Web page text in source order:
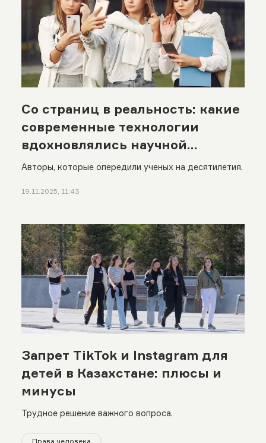
Со страниц в реальность: какие
современные технологии
вдохновлялись научной
фантастикой
Авторы, которые опередили ученых на десятилетия.
19.11.2025, 11:43
Запрет TikTok и Instagram для
детей в Казахстане: плюсы и
минусы
Трудное решение важного вопроса.
Права человека